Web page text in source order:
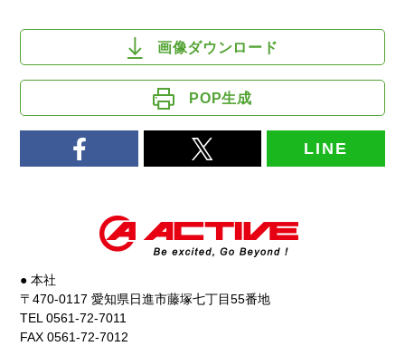
画像ダウンロード
POP生成
LINE
● 本社
〒470-0117 愛知県日進市藤塚七丁目55番地
TEL 0561-72-7011
FAX 0561-72-7012